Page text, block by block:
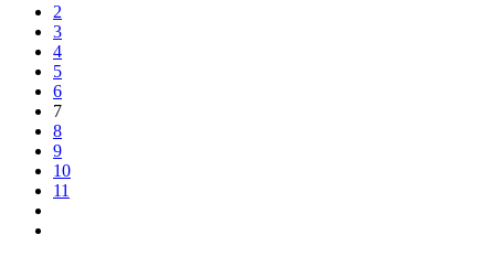
2
3
4
5
6
7
8
9
10
11